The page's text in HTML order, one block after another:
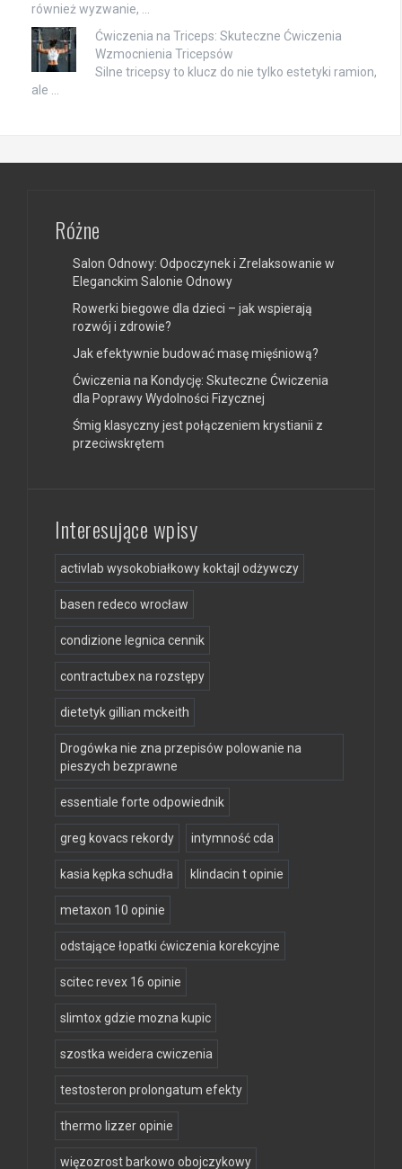
również wyzwanie, …
Ćwiczenia na Triceps: Skuteczne Ćwiczenia
Wzmocnienia Tricepsów
Silne tricepsy to klucz do nie tylko estetyki ramion,
ale …
Różne
Salon Odnowy: Odpoczynek i Zrelaksowanie w
Eleganckim Salonie Odnowy
Rowerki biegowe dla dzieci – jak wspierają
rozwój i zdrowie?
Jak efektywnie budować masę mięśniową?
Ćwiczenia na Kondycję: Skuteczne Ćwiczenia
dla Poprawy Wydolności Fizycznej
Śmig klasyczny jest połączeniem krystianii z
przeciwskrętem
Interesujące wpisy
activlab wysokobiałkowy koktajl odżywczy
basen redeco wrocław
condizione legnica cennik
contractubex na rozstępy
dietetyk gillian mckeith
Drogówka nie zna przepisów polowanie na
pieszych bezprawne
essentiale forte odpowiednik
greg kovacs rekordy intymność cda
kasia kępka schudła klindacin t opinie
metaxon 10 opinie
odstające łopatki ćwiczenia korekcyjne
scitec revex 16 opinie
slimtox gdzie mozna kupic
szostka weidera cwiczenia
testosteron prolongatum efekty
thermo lizzer opinie
więzozrost barkowo obojczykowy